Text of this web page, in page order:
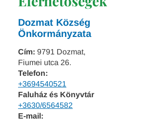
Dozmat Község
Önkormányzata
Cím: 9791 Dozmat,
Fiumei utca 26.
Telefon:
+3694540521
Faluház és Könyvtár
+3630/6564582
E-mail: